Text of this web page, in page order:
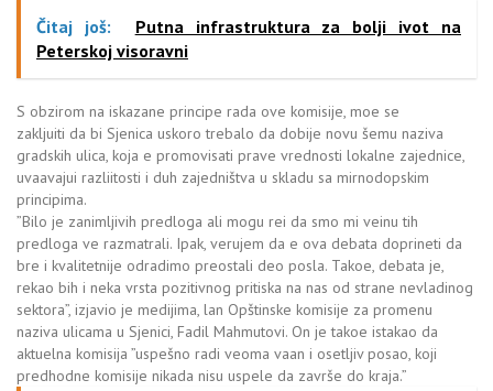
Čitaj još:
Putna infrastruktura za bolji ivot na
Peterskoj visoravni
S obzirom na iskazane principe rada ove komisije, moe se
zakljuiti da bi Sjenica uskoro trebalo da dobije novu šemu naziva
gradskih ulica, koja e promovisati prave vrednosti lokalne zajednice,
uvaavajui razliitosti i duh zajedništva u skladu sa mirnodopskim
principima.
”Bilo je zanimljivih predloga ali mogu rei da smo mi veinu tih
predloga ve razmatrali. Ipak, verujem da e ova debata doprineti da
bre i kvalitetnije odradimo preostali deo posla. Takoe, debata je,
rekao bih i neka vrsta pozitivnog pritiska na nas od strane nevladinog
sektora”, izjavio je medijima, lan Opštinske komisije za promenu
naziva ulicama u Sjenici, Fadil Mahmutovi. On je takoe istakao da
aktuelna komisija ”uspešno radi veoma vaan i osetljiv posao, koji
predhodne komisije nikada nisu uspele da završe do kraja.”